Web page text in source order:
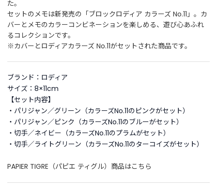
ご
利
用
イ
ド
よ
く
あ
る
ご
た。
セットのメモは新発売の「ブロックロディア カラーズ No.11」。カ
バーとメモのカラーコンビネーションを楽しめる、遊び心あふれ
るコレクションです。
※カバーとロディアカラーズ No.11がセットされた商品です。
ブランド：ロディア
サイズ：8×11cm
【セット内容】
・パリジャン／グリーン（カラーズNo.11のピンクがセット）
・パリジャン／ピンク（カラーズNo.11のブルーがセット）
・切手／ネイビー（カラーズNo.11のプラムがセット）
・切手／ライトグリーン（カラーズNo.11のターコイズがセット）
PAPIER TIGRE（パピエ ティグル）商品はこちら